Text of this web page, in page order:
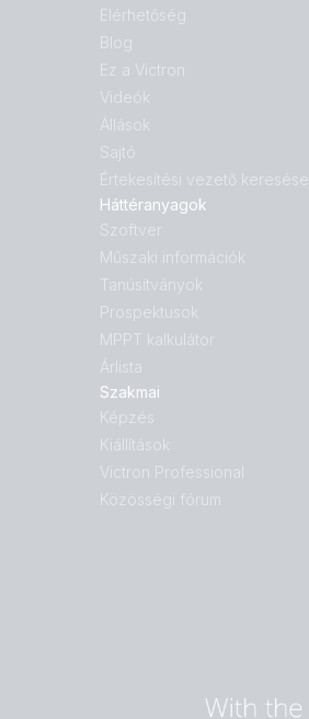
Elérhetőség
Blog
Ez a Victron
Videók
Állások
Sajtó
Értekesítési vezető keresése
Háttéranyagok
Szoftver
Műszaki információk
Tanúsítványok
Prospektusok
MPPT kalkulátor
Árlista
Szakmai
Képzés
Kiállítások
Victron Professional
Közösségi fórum